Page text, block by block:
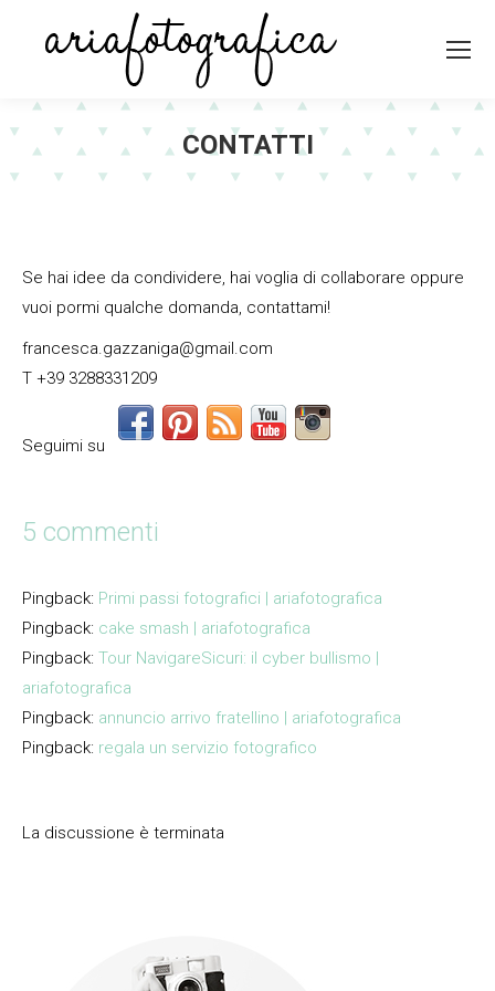
CONTATTI
Se hai idee da condividere, hai voglia di collaborare oppure
vuoi pormi qualche domanda, contattami!
francesca.gazzaniga@gmail.com
T +39 3288331209
Seguimi su
5 commenti
Pingback: Primi passi fotografici | ariafotografica
Pingback: cake smash | ariafotografica
Pingback: Tour NavigareSicuri: il cyber bullismo |
ariafotografica
Pingback: annuncio arrivo fratellino | ariafotografica
Pingback: regala un servizio fotografico
La discussione è terminata